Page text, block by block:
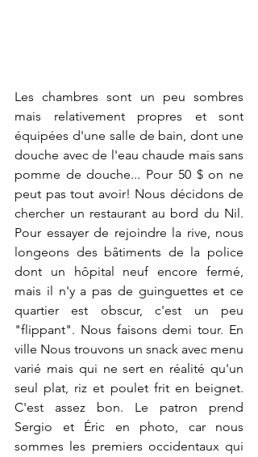
Les chambres sont un peu sombres
mais relativement propres et sont
équipées d'une salle de bain, dont une
douche avec de l'eau chaude mais sans
pomme de douche... Pour 50 $ on ne
peut pas tout avoir! Nous décidons de
chercher un restaurant au bord du Nil.
Pour essayer de rejoindre la rive, nous
longeons des bâtiments de la police
dont un hôpital neuf encore fermé,
mais il n'y a pas de guinguettes et ce
quartier est obscur, c'est un peu
"flippant". Nous faisons demi tour. En
ville Nous trouvons un snack avec menu
varié mais qui ne sert en réalité qu'un
seul plat, riz et poulet frit en beignet.
C'est assez bon. Le patron prend
Sergio et Éric en photo, car nous
sommes les premiers occidentaux qui